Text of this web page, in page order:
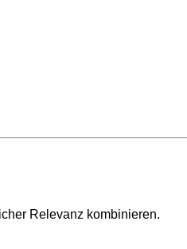
Relevanz kombinieren.